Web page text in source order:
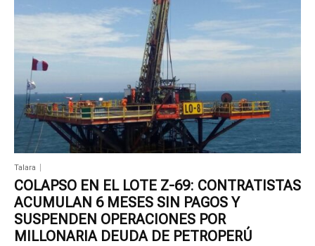
Talara
COLAPSO EN EL LOTE Z-69: CONTRATISTAS
ACUMULAN 6 MESES SIN PAGOS Y
SUSPENDEN OPERACIONES POR
MILLONARIA DEUDA DE PETROPERÚ